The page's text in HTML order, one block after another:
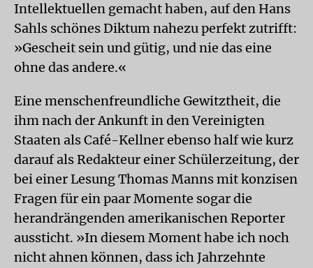
Intellektuellen gemacht haben, auf den Hans
Sahls schönes Diktum nahezu perfekt zutrifft:
»Gescheit sein und gütig, und nie das eine
ohne das andere.«
Eine menschenfreundliche Gewitztheit, die
ihm nach der Ankunft in den Vereinigten
Staaten als Café-Kellner ebenso half wie kurz
darauf als Redakteur einer Schülerzeitung, der
bei einer Lesung Thomas Manns mit konzisen
Fragen für ein paar Momente sogar die
herandrängenden amerikanischen Reporter
aussticht. »In diesem Moment habe ich noch
nicht ahnen können, dass ich Jahrzehnte